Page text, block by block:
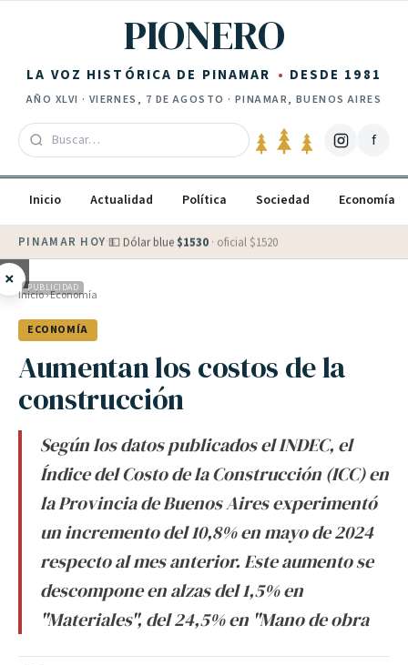
PIONERO
LA VOZ HISTÓRICA DE PINAMAR DESDE 1981
AÑO XLVI · VIERNES, 7 DE AGOSTO · PINAMAR, BUENOS AIRES
f
Inicio Actualidad Política Sociedad Economía
PINAMAR HOY·💵 Dólar blue $1530 · oficial $1520
× PUBLICIDAD
Inicio›Economía
ECONOMÍA
Aumentan los costos de la
construcción
Según los datos publicados el INDEC, el
Índice del Costo de la Construcción (ICC) en
la Provincia de Buenos Aires experimentó
un incremento del 10,8% en mayo de 2024
respecto al mes anterior. Este aumento se
descompone en alzas del 1,5% en
"Materiales", del 24,5% en "Mano de obra